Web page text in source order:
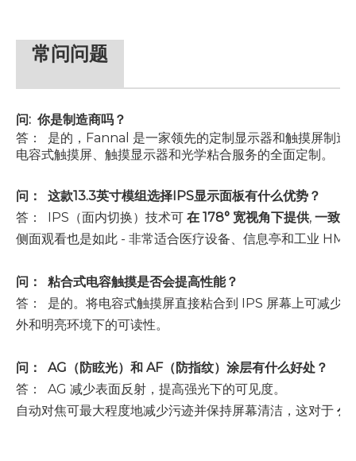
常问问题
问: 你是制造商吗？
答： 是的，Fannal 是一家领先的定制显示器和触摸屏制
电容式触摸屏、触摸显示器和光学粘合服务的全面定制。
问： 这款13.3英寸模组选择IPS显示面板有什么优势？
答： IPS（面内切换）技术可 在 178° 宽视角下提供, 一致的
侧面观看也是如此 - 非常适合医疗设备、信息亭和工业 HMI
问： 粘合式电容触摸是否会提高性能？
答： 是的。将电容式触摸屏直接粘合到 IPS 屏幕上可减少
外和明亮环境下的可读性。
问： AG（防眩光）和 AF（防指纹）涂层有什么好处？
答： AG 减少表面反射，提高强光下的可见度。
自动对焦可最大程度地减少污迹并保持屏幕清洁，这对于 公